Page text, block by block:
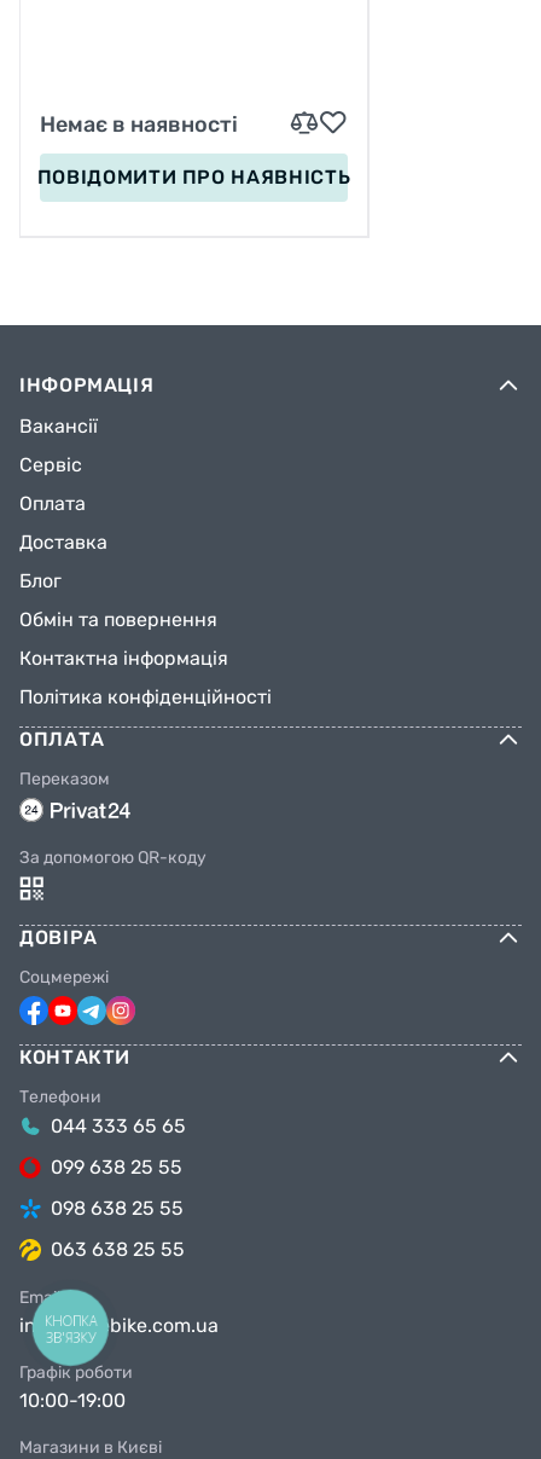
Немає в наявності
ПОВІДОМИТИ ПРО НАЯВНІСТЬ
ІНФОРМАЦІЯ
Вакансії
Сервіс
Оплата
Доставка
Блог
Обмін та повернення
Контактна інформація
Політика конфіденційності
ОПЛАТА
Переказом
За допомогою QR-коду
ДОВІРА
Соцмережі
КОНТАКТИ
Телефони
044 333 65 65
099 638 25 55
098 638 25 55
063 638 25 55
Email
info@facebike.com.ua
Графік роботи
10:00-19:00
Магазини в Києві
КНОПКА
ЗВ'ЯЗКУ